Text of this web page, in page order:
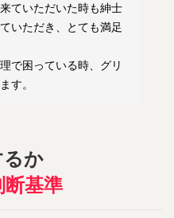
ていただいた時も紳士
いただき、とても満足
で困っている時、グリ
す。
るか
断基準